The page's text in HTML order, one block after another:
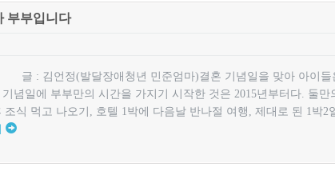
부부입니다
정(발달장애청년 민준엄마)결혼 기념일을 맞아 아이들은
념일에 부부만의 시간을 가지기 시작한 것은 2015년부터다. 둘만
조식 먹고 나오기, 호텔 1박에 다음날 반나절 여행, 제대로 된 1박2